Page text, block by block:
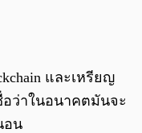
และเหรียญ
อว่าในอนาคตมันจะ
อน